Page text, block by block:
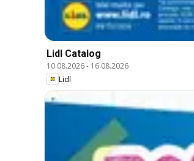
Lidl Catalog
10.08.2026- 16.08.2026
Lidl